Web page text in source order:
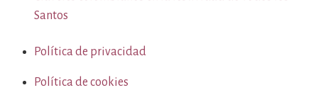
Santos
Política de privacidad
Política de cookies